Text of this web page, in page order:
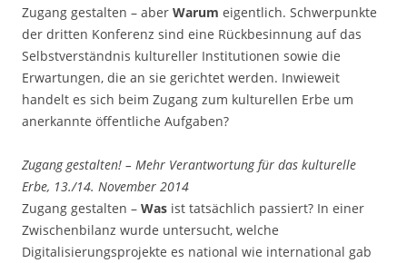
Zugang gestalten – aber Warum eigentlich. Schwerpunkte
der dritten Konferenz sind eine Rückbesinnung auf das
Selbstverständnis kultureller Institutionen sowie die
Erwartungen, die an sie gerichtet werden. Inwieweit
handelt es sich beim Zugang zum kulturellen Erbe um
anerkannte öffentliche Aufgaben?
Zugang gestalten! – Mehr Verantwortung für das kulturelle
Erbe, 13./14. November 2014
Zugang gestalten – Was ist tatsächlich passiert? In einer
Zwischenbilanz wurde untersucht, welche
Digitalisierungsprojekte es national wie international gab